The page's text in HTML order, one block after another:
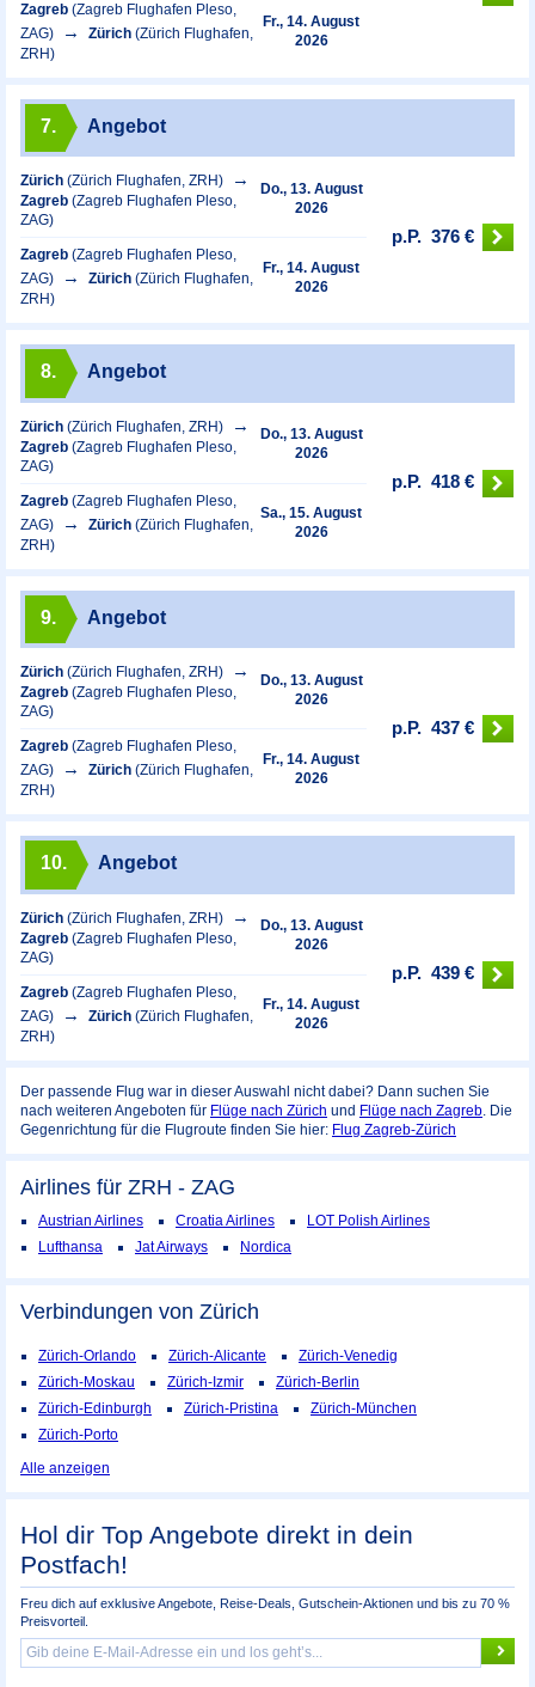
Zagreb (Zagreb Flughafen Pleso,
ZAG)
Zürich (Zürich Flughafen,
ZRH)
Fr., 14. August
2026
7. Angebot
Zürich (Zürich Flughafen, ZRH)
Zagreb (Zagreb Flughafen Pleso,
ZAG)
Do., 13. August
2026
Zagreb (Zagreb Flughafen Pleso,
ZAG)
Zürich (Zürich Flughafen,
ZRH)
Fr., 14. August
2026
p.P. 376 €
8. Angebot
Zürich (Zürich Flughafen, ZRH)
Zagreb (Zagreb Flughafen Pleso,
ZAG)
Do., 13. August
2026
Zagreb (Zagreb Flughafen Pleso,
ZAG)
Zürich (Zürich Flughafen,
ZRH)
Sa., 15. August
2026
p.P. 418 €
9. Angebot
Zürich (Zürich Flughafen, ZRH)
Zagreb (Zagreb Flughafen Pleso,
ZAG)
Do., 13. August
2026
Zagreb (Zagreb Flughafen Pleso,
ZAG)
Zürich (Zürich Flughafen,
ZRH)
Fr., 14. August
2026
p.P. 437 €
10. Angebot
Zürich (Zürich Flughafen, ZRH)
Zagreb (Zagreb Flughafen Pleso,
ZAG)
Do., 13. August
2026
Zagreb (Zagreb Flughafen Pleso,
ZAG)
Zürich (Zürich Flughafen,
ZRH)
Fr., 14. August
2026
p.P. 439 €
Der passende Flug war in dieser Auswahl nicht dabei? Dann suchen Sie
nach weiteren Angeboten für Flüge nach Zürich und Flüge nach Zagreb . Die
Gegenrichtung für die Flugroute finden Sie hier: Flug Zagreb-Zürich
Airlines für ZRH - ZAG
Austrian Airlines Croatia Airlines
LOT Polish Airlines
Lufthansa
Jat Airways Nordica
Verbindungen von Zürich
Zürich-Orlando Zürich-Alicante
Zürich-Venedig
Zürich-Moskau
Zürich-Izmir
Zürich-Berlin
Zürich-Edinburgh
Zürich-Pristina
Zürich-München
Zürich-Porto
Alle anzeigen
Hol dir Top Angebote direkt in dein
Postfach!
Freu dich auf exklusive Angebote, Reise-Deals, Gutschein-Aktionen und bis zu 70 %
Preisvorteil.